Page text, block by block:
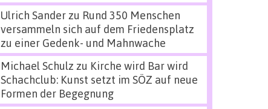
Ulrich Sanderzu Rund 350 Menschen
versammeln sich auf dem Friedensplatz
zu einer Gedenk- und Mahnwache
Michael Schulz zu Kirche wird Bar wird
Schachclub: Kunst setzt im SÖZ auf neue
Formen der Begegnung